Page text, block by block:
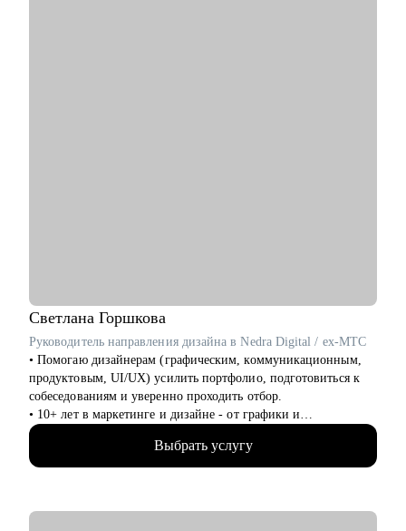
Светлана Горшкова
Руководитель направления дизайна в Nedra Digital / ex-МТС
• Помогаю дизайнерам (графическим, коммуникационным,
продуктовым, UI/UX) усилить портфолио, подготовиться к
собеседованиям и уверенно проходить отбор.
• 10+ лет в маркетинге и дизайне - от графики и
коммуникаций до продукта
• Разобрала 1000+ портфолио дизайнеров и быстро вижу
сильные и слабые места
Выбрать услугу